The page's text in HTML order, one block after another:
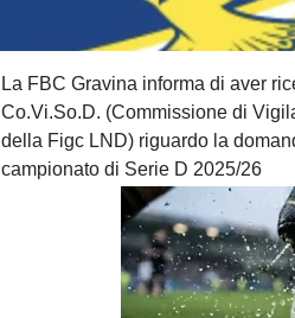
La FBC Gravina informa di aver
Co.Vi.So.D. (Commissione di
della Figc LND) riguardo la
campionato di Serie D 2025/26